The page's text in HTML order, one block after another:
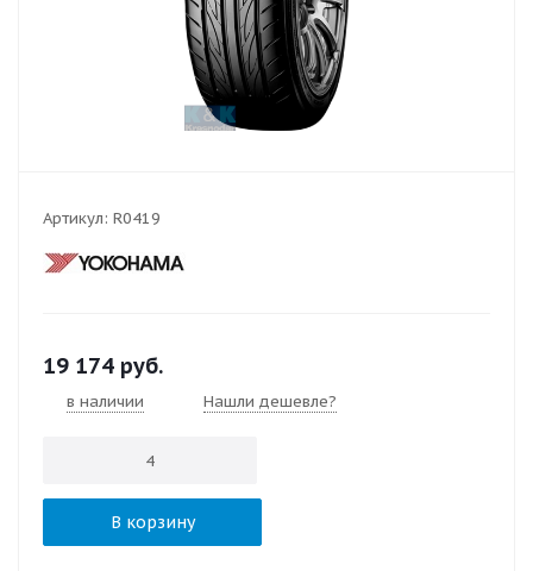
Артикул: R0419
19 174 руб.
в наличии Нашли дешевле?
В корзину